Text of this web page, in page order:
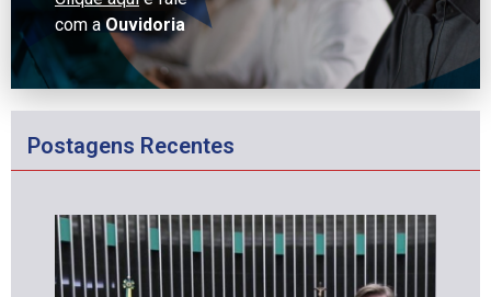
com aOuvidoria
Postagens Recentes